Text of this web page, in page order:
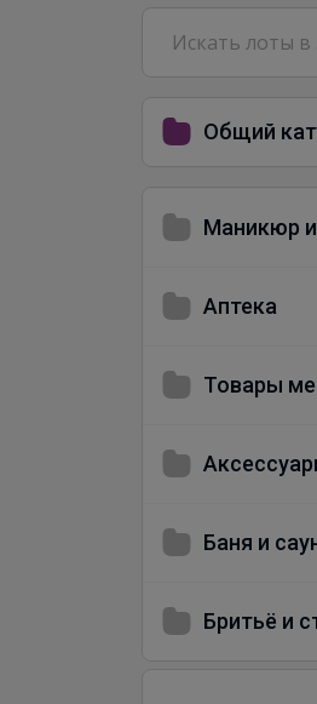
Общий
Маникюр
Аптека
Товары
Баня и
Бритьё и